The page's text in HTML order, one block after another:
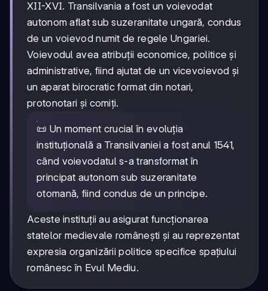
XII-XVI. Transilvania a fost un voievodat
autonom aflat sub suzeranitate ungară, condus
de un voievod numit de regele Ungariei.
Voievodul avea atribuții economice, politice și
administrative, fiind ajutat de un vicevoievod și
un aparat birocratic format din notari,
protonotari și comiți.
📜 Un moment crucial în evoluția
instituțională a Transilvaniei a fost anul 1541,
când voievodatul s-a transformat în
principat autonom sub suzeranitate
otomană, fiind condus de un principe.
Aceste instituții au asigurat funcționarea
statelor medievale românești și au reprezentat
expresia organizării politice specifice spațiului
românesc în Evul Mediu.